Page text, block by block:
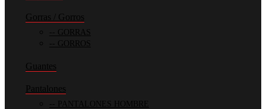
Gorras / Gorros
GORRAS
GORROS
Guantes
Pantalones
PANTALONES HOMBRE